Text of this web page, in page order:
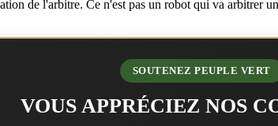
de l'arbitre. Ce n'est pas un robot qui va arbitrer
SOUTENEZ PEUPLE VERT
VOUS APPRÉCIEZ NOS